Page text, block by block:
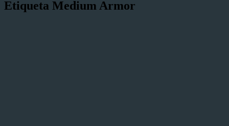
Etiqueta Medium Armor